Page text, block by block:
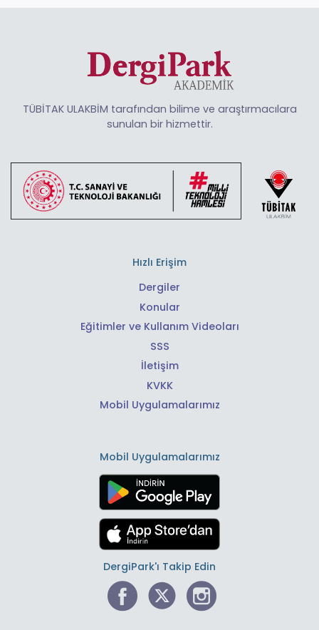
TÜBİTAK ULAKBİM tarafından bilime ve araştırmacılara
sunulan bir hizmettir.
Hızlı Erişim
Dergiler
Konular
Eğitimler ve Kullanım Videoları
SSS
İletişim
KVKK
Mobil Uygulamalarımız
Mobil Uygulamalarımız
DergiPark'ı Takip Edin